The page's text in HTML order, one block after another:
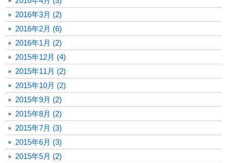
2016年3月 (2)
2016年2月 (6)
2016年1月 (2)
2015年12月 (4)
2015年11月 (2)
2015年10月 (2)
2015年9月 (2)
2015年8月 (2)
2015年7月 (3)
2015年6月 (3)
2015年5月 (2)